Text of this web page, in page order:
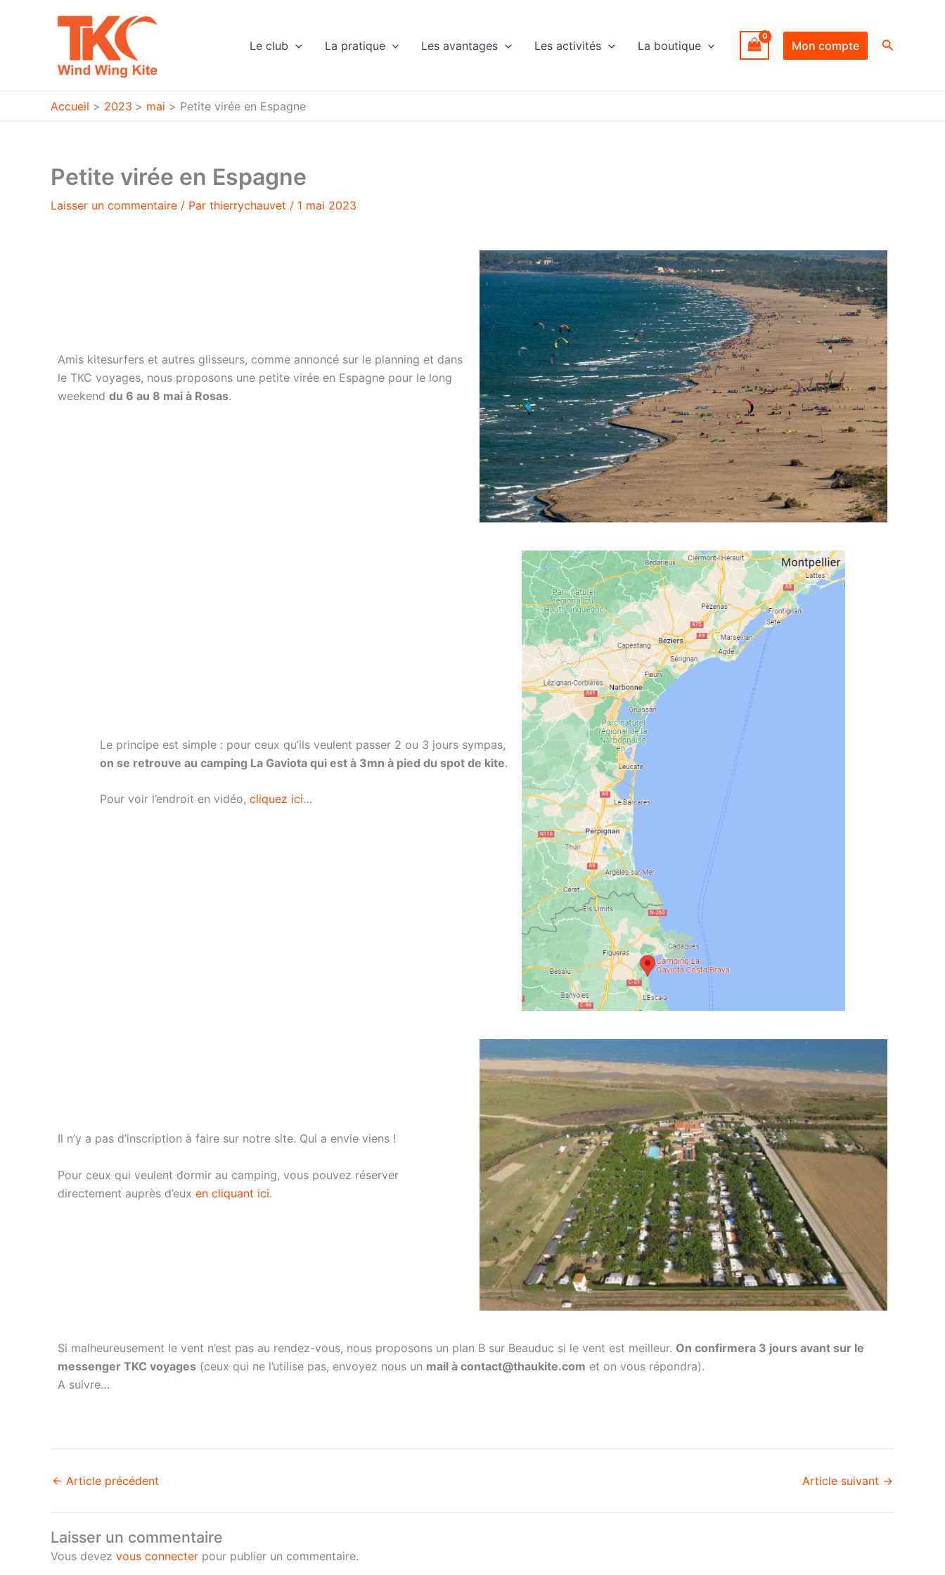
Le club La pratique Les avantages Les activités La boutique Mon compte
Accueil 2023 mai Petite virée en Espagne
Petite virée en Espagne
Laisser un commentaire / Par thierrychauvet / 1 mai 2023
Amis kitesurfers et autres glisseurs, comme annoncé sur le planning et dans
le TKC voyages, nous proposons une petite virée en Espagne pour le long
weekend du 6 au 8 mai à Rosas.
Le principe est simple : pour ceux qu’ils veulent passer 2 ou 3 jours sympas,
on se retrouve au camping La Gaviota qui est à 3mn à pied du spot de kite.
Pour voir l’endroit en vidéo, cliquez ici…
Il n’y a pas d’inscription à faire sur notre site. Qui a envie viens !
Pour ceux qui veulent dormir au camping, vous pouvez réserver
directement auprès d’eux en cliquant ici.
Si malheureusement le vent n’est pas au rendez-vous, nous proposons un plan B sur Beauduc si le vent est meilleur. On confirmera 3 jours avant sur le
messenger TKC voyages (ceux qui ne l’utilise pas, envoyez nous un mail à contact@thaukite.com et on vous répondra).
A suivre…
← Article précédent Article suivant →
Laisser un commentaire
Vous devez vous connecter pour publier un commentaire.